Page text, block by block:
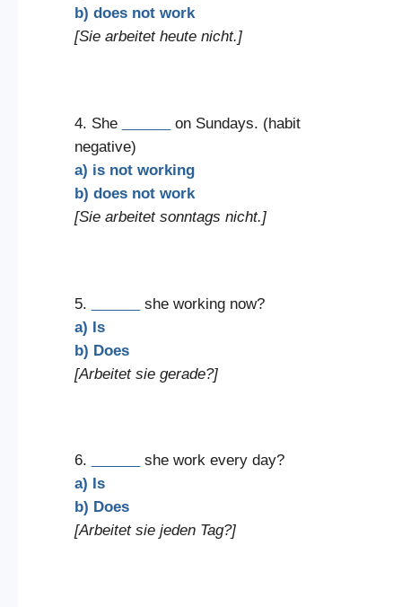
b) does not work
[Sie arbeitet heute nicht.]
4. She
on Sundays. (habit
negative)
a) is not working
b) does not work
[Sie arbeitet sonntags nicht.]
5.
she working now?
a) Is
b) Does
[Arbeitet sie gerade?]
6.
she work every day?
a) Is
b) Does
[Arbeitet sie jeden Tag?]